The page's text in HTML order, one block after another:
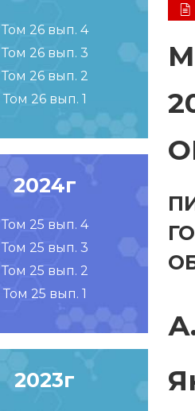
Том 26 вып. 4
Том 26 вып. 3
Том 26 вып. 2
Том 26 вып. 1
2024г
Том 25 вып. 4
Том 25 вып. 3
Том 25 вып. 2
Том 25 вып. 1
2023г